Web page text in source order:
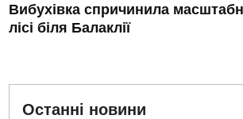
Вибухівка спричинила
лісі біля Балаклії
Останні новини